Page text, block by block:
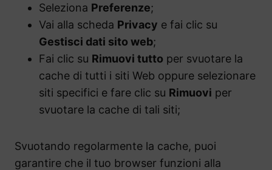
Seleziona Preferenze;
Vai alla scheda Privacy e fai clic su
Gestisci dati sito web;
Fai clic su Rimuovi tutto per svuotare la
cache di tutti i siti Web oppure selezionare
siti specifici e fare clic su Rimuovi per
svuotare la cache di tali siti;
Svuotando regolarmente la cache, puoi
garantire che il tuo browser funzioni alla